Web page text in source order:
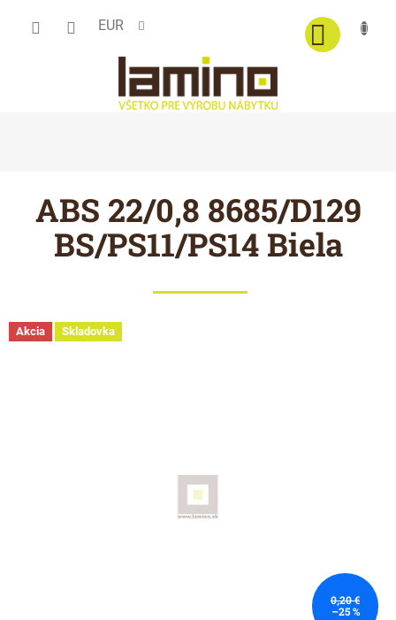
EUR
ABS 22/0,8 8685/D129
BS/PS11/PS14 Biela
Akcia Skladovka
0,20 €
–25 %